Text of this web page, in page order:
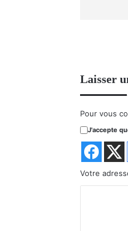
Laisser
Pour vous
J'accepte
Votre